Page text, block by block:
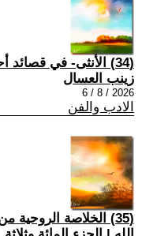
(34) الأنثى- في قصائد أحمد فرح”
زينب العسال
2026 / 8 / 6
الادب والفن
(35) الخلاصة